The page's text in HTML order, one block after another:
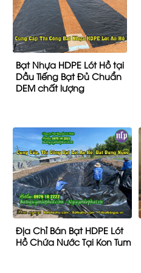
Bạt Nhựa HDPE Lót Hồ tại
Dầu Tiếng Bạt Đủ Chuẩn
DEM chất lượng
Địa Chỉ Bán Bạt HDPE Lót
Hồ Chứa Nước Tại Kon Tum